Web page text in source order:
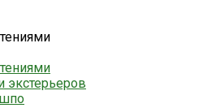
экстерьеров